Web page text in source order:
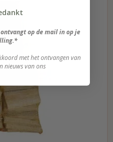
op de mail in op je
met het ontvangen van
nieuws van ons